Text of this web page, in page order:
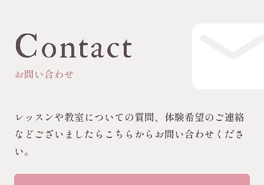
Contact
お問い合わせ
レッスンや教室についての質問、体験希望のご連絡
などございましたらこちらからお問い合わせくださ
い。